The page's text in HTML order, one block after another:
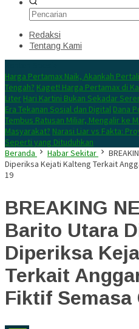
Redaksi
Tentang Kami
Harga Pertamax Naik, Akankah
Tengah? Kaget! Harga Pertamax di
Liter Hari Kartini Bukan Sekadar
Era Tekanan Sosial dan Digital Dana
Tembus Ratusan Miliar, Mengalir ke
Masyarakat? Narasi Liar vs Fakta:
Seperti yang Dituduhkan
Beranda
Habar Sekitar
Diperiksa Kejati Kalteng Terkait
19
BREAKING
Barito Utara
Diperiksa
Terkait
Fiktif Semasa